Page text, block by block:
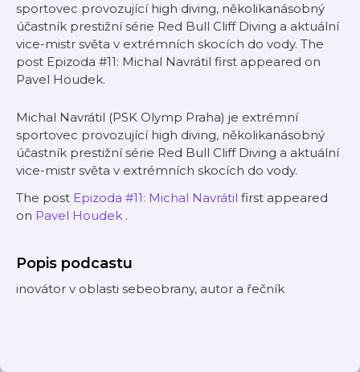
sportovec provozující high diving, několikanásobný
účastník prestižní série Red Bull Cliff Diving a aktuální
vice-mistr světa v extrémních skocích do vody. The
post Epizoda #11: Michal Navrátil first appeared on
Pavel Houdek.
Michal Navrátil (PSK Olymp Praha) je extrémní
sportovec provozující high diving, několikanásobný
účastník prestižní série Red Bull Cliff Diving a aktuální
vice-mistr světa v extrémních skocích do vody.
The post Epizoda #11: Michal Navrátil first appeared
on Pavel Houdek .
Popis podcastu
inovátor v oblasti sebeobrany, autor a řečník